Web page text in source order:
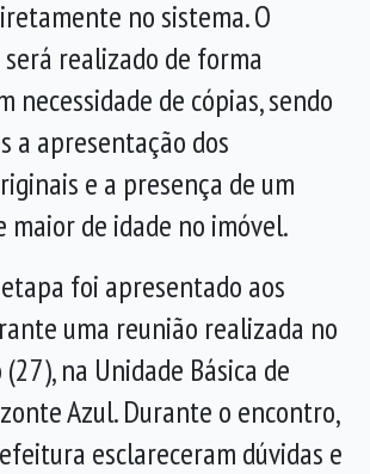
no sistema. O
realizado de forma
necessidade de cópias, sendo
a apresentação dos
e a presença de um
de idade no imóvel.
foi apresentado aos
uma reunião realizada no
na Unidade Básica de
Azul. Durante o encontro,
esclareceram dúvidas e